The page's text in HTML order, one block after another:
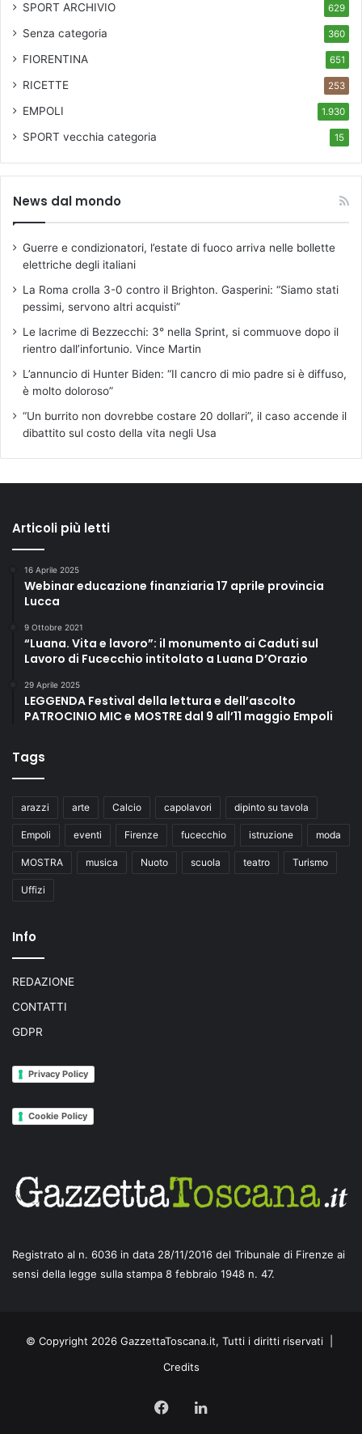
SPORT ARCHIVIO 629
Senza categoria 360
FIORENTINA 651
RICETTE 253
EMPOLI 1.930
SPORT vecchia categoria 15
News dal mondo
Guerre e condizionatori, l’estate di fuoco arriva nelle bollette
elettriche degli italiani
La Roma crolla 3-0 contro il Brighton. Gasperini: “Siamo stati
pessimi, servono altri acquisti”
Le lacrime di Bezzecchi: 3° nella Sprint, si commuove dopo il
rientro dall’infortunio. Vince Martin
L’annuncio di Hunter Biden: “Il cancro di mio padre si è diffuso,
è molto doloroso”
“Un burrito non dovrebbe costare 20 dollari”, il caso accende il
dibattito sul costo della vita negli Usa
Articoli più letti
16 Aprile 2025
Webinar educazione finanziaria 17 aprile provincia
Lucca
9 Ottobre 2021
“Luana. Vita e lavoro”: il monumento ai Caduti sul
Lavoro di Fucecchio intitolato a Luana D’Orazio
29 Aprile 2025
LEGGENDA Festival della lettura e dell’ascolto
PATROCINIO MIC e MOSTRE dal 9 all’11 maggio Empoli
Tags
arazzi arte Calcio capolavori dipinto su tavola
Empoli eventi Firenze fucecchio istruzione moda
MOSTRA musica Nuoto scuola teatro Turismo
Uffizi
Info
REDAZIONE
CONTATTI
GDPR
Privacy Policy
Cookie Policy
Registrato al n. 6036 in data 28/11/2016 del Tribunale di Firenze ai
sensi della legge sulla stampa 8 febbraio 1948 n. 47.
© Copyright 2026 GazzettaToscana.it, Tutti i diritti riservati |
Credits
FacebookLinkedIn